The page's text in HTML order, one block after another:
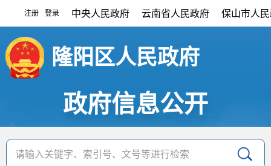
注册 登录 中央人民政府 云南省人民政府 保山市人
隆阳区人民政府
政府信息公开